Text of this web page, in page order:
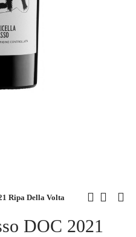
Ripa Della Volta
DOC 2021